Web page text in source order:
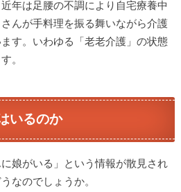
年は足腰の不調により自宅療養中
んが手料理を振る舞いながら介護
す。いわゆる「老老介護」の状態
。
いるのか
娘がいる」という情報が散見され
なのでしょうか。